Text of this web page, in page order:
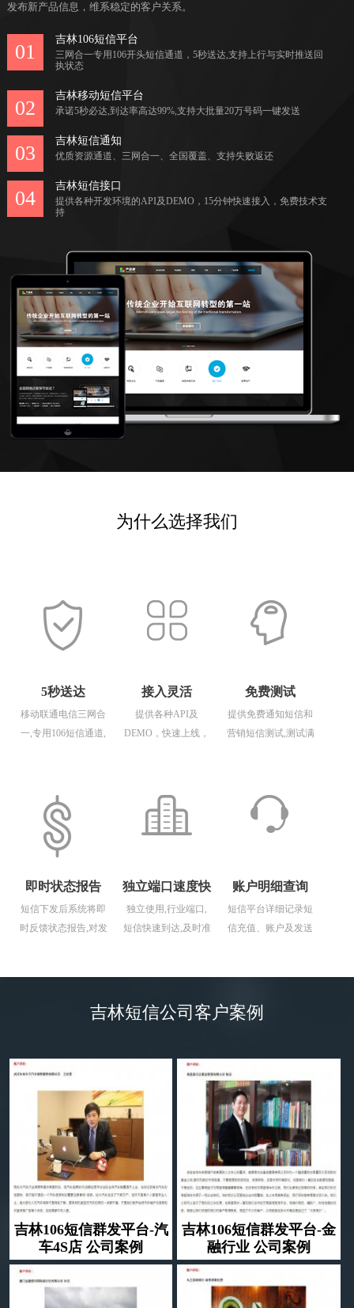
发布新产品信息，维系稳定的客户关系。
01
吉林106短信平台
三网合一专用106开头短信通道，5秒送达,支持上行与实时推送回
执状态
02
吉林移动短信平台
承诺5秒必达,到达率高达99%,支持大批量20万号码一键发送
03
吉林短信通知
优质资源通道、三网合一、全国覆盖、支持失败返还
04
吉林短信接口
提供各种开发环境的API及DEMO，15分钟快速接入，免费技术支
持
为什么选择我们
5秒送达
移动联通电信三网合
一,专用106短信通道,
接入灵活
提供各种API及
DEMO，快速上线，
免费测试
提供免费通知短信和
营销短信测试,测试满
即时状态报告
短信下发后系统将即
时反馈状态报告,对发
独立端口速度快
独立使用,行业端口,
短信快速到达,及时准
账户明细查询
短信平台详细记录短
信充值、账户及发送
吉林短信公司客户案例
吉林106短信群发平台-汽
车4S店 公司案例
吉林106短信群发平台-金
融行业 公司案例